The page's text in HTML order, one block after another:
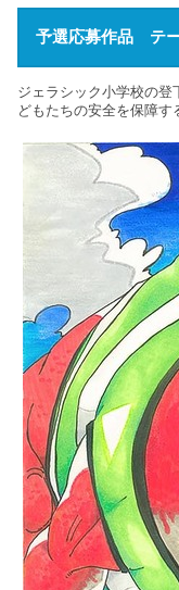
予選応募作品 テ
ジェラシック小学校の
どもたちの安全を保障す